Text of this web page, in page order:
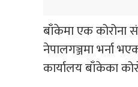
बाँकेमा एक कोरोना
नेपालगञ्जमा भर्ना
कार्यालय बाँकेका